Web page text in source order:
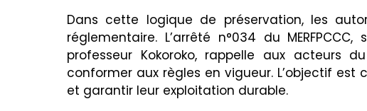
Dans cette logique de préservation, les
réglementaire. L’arrêté n°034 du
professeur Kokoroko, rappelle aux acteurs
conformer aux règles en vigueur. L’objectif est
et garantir leur exploitation durable.